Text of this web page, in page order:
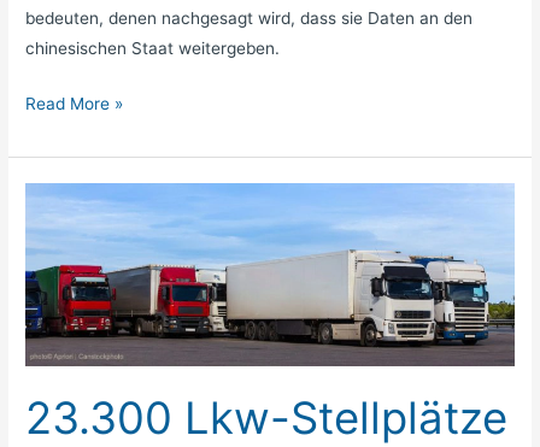
bedeuten, denen nachgesagt wird, dass sie Daten an den
chinesischen Staat weitergeben.
Read More »
23.300 Lkw-Stellplätze
23.300
Lkw-
Stellplätze
fehlen
auf
Autobahnen